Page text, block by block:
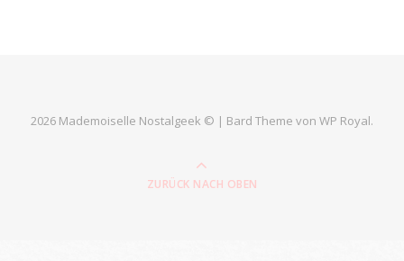
2026 Mademoiselle Nostalgeek © | Bard Theme von WP Royal.
ZURÜCK NACH OBEN